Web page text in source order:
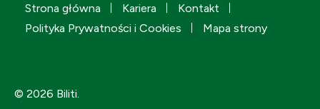
© 2026 Biliti.
Strona główna Kariera
Kontakt
Polityka Prywatności i Cookies
Mapa strony